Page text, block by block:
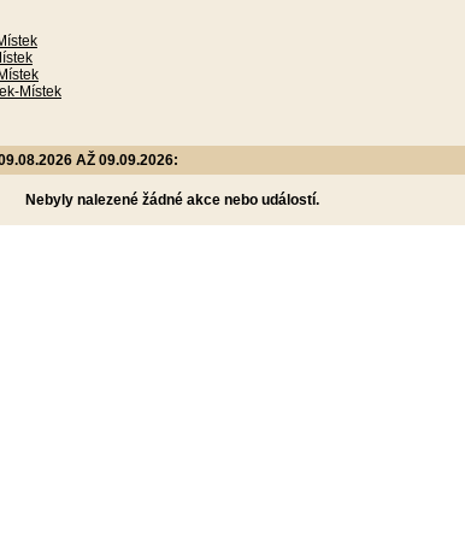
Místek
AŽ 09.09.2026:
Nebyly nalezené žádné akce nebo událostí.